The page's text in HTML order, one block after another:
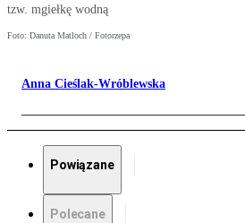
tzw. mgiełkę wodną
Foto: Danuta Matloch / Fotorzepa
Anna Cieślak-Wróblewska
Powiązane
Polecane